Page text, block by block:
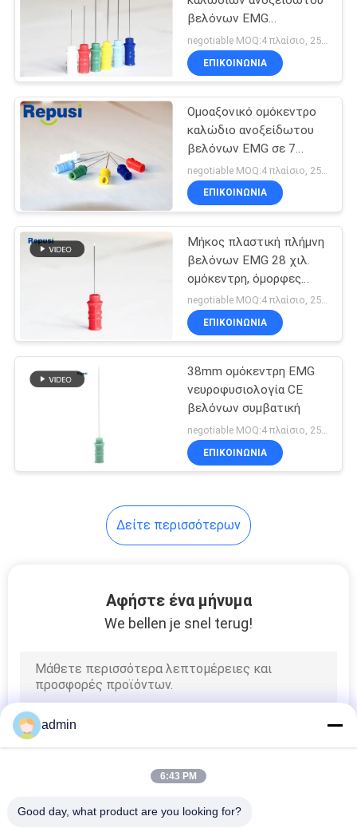
Λαρυγγικό
ηλεκτρόδιο
Ηλεκτρόδιο
βρόχων
10
Καλώδιο EMG
Ηλεκτρόδιο
Αυτοκόλλητα
ηλεκτρόδια
βελόνων EMG
25mm/28mm ομόκεντρα
ΕΠΙΚΟΙΝΩΝΙΑ
Ομοαξονικό ομόκεντρο
καλώδιο ανοξείδωτου
βελόνων EMG σε 7
χρώματα
ΕΠΙΚΟΙΝΩΝΙΑ
Μήκος πλαστική πλήμνη
βελόνων EMG 28 χιλ.
ομόκεντρη, όμορφες
μεγάλες βελόνες λαβών
EMG
negotiable MOQ:4 πλαίσιο, 25pcs ανά κιβώτιο
ΕΠΙΚΟΙΝΩΝΙΑ
38mm ομόκεντρη EMG
νευροφυσιολογία CE
βελόνων συμβατική
negotiable MOQ:4 πλαίσιο, 25pcs ανά κιβώτιο
ΕΠΙΚΟΙΝΩΝΙΑ
Δείτε περισσότερων
Αφήστε ένα μήνυμα
We bellen je snel terug!
admin
6:43 PM
Good day, what product are you looking for?